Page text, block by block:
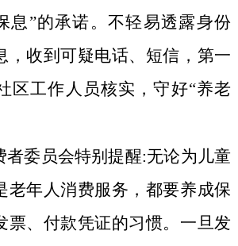
息”的承诺。不轻易透露身份
，收到可疑电话、短信，第一
区工作人员核实，守好“养老
者委员会特别提醒:无论为儿童
老年人消费服务，都要养成保
票、付款凭证的习惯。一旦发